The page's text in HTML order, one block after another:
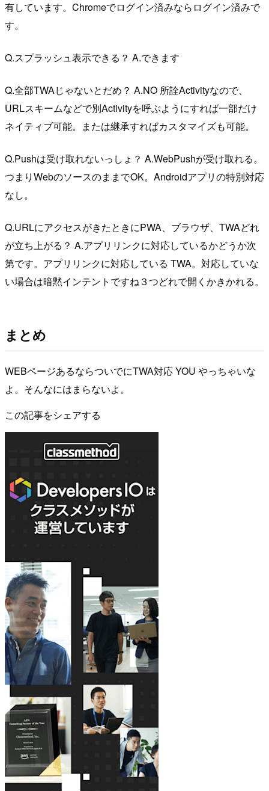
有しています。Chromeでログイン済みならログイン済みで
す。
Q.スプラッシュ表示できる？ A.できます
Q.全部TWAじゃないとだめ？ A.NO 所詮Activityなので、
URLスキームなどで別Activityを呼ぶようにすれば一部だけ
ネイティブ可能。または継承すればカスタマイズも可能。
Q.Pushは受け取れないっしょ？ A.WebPushが受け取れる。
つまりWebのソースのままでOK。Androidアプリの特別対応
なし。
Q.URLにアクセスがきたときにPWA、ブラウザ、TWAどれ
が立ち上がる？ A.アプリリンクに対応しているかどうか次
第です。アプリリンクに対応している TWA。対応していな
い場合は暗黙インテントですね３つどれで開くかきかれる。
まとめ
WEBページあるならついでにTWA対応 YOU やっちゃいな
よ。そんなにはまらないよ。
この記事をシェアする